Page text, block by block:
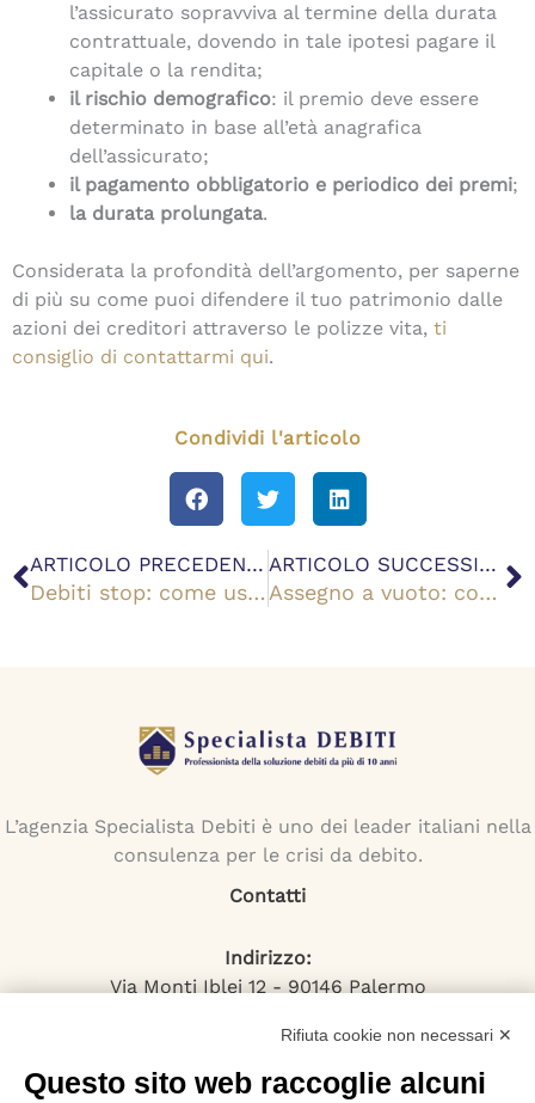
l’assicurato sopravviva al termine della durata
contrattuale, dovendo in tale ipotesi pagare il
capitale o la rendita;
il rischio demografico: il premio deve essere
determinato in base all’età anagrafica
dell’assicurato;
il pagamento obbligatorio e periodico dei premi;
la durata prolungata.
Considerata la profondità dell’argomento, per saperne
di più su come puoi difendere il tuo patrimonio dalle
azioni dei creditori attraverso le polizze vita, ti
consiglio di contattarmi qui.
Condividi l'articolo
Precedente ARTICOLO PRECEDENTE
Debiti stop: come uscire dal sovraindebitamento con le soluzioni legali
ARTICOLO SUCCESSIVO
Assegno a vuoto: cos’è e quanto tempo si ha per coprire
L’agenzia Specialista Debiti è uno dei leader italiani nella
consulenza per le crisi da debito.
Contatti
Indirizzo:
Via Monti Iblei 12 - 90146 Palermo
Numero Verde:
800-034.597
Rifiuta cookie non necessari ✕
Questo sito web raccoglie alcuni